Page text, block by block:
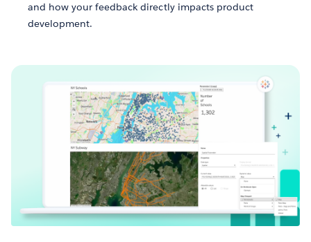
and how your feedback directly impacts product
development.